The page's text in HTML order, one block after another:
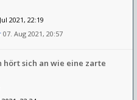
2021, 22:19
07. Aug 2021, 20:57
hört sich an wie eine zarte